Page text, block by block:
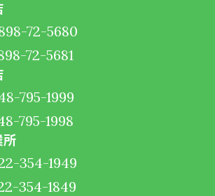
72-5680
72-5681
795-1999
795-1998
所
354-1949
354-1849